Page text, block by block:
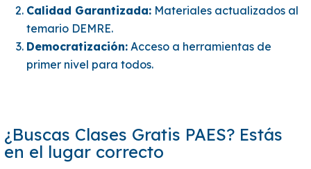
Calidad Garantizada: Materiales actualizados al
temario DEMRE.
Democratización: Acceso a herramientas de
primer nivel para todos.
¿Buscas Clases Gratis PAES? Estás
en el lugar correcto